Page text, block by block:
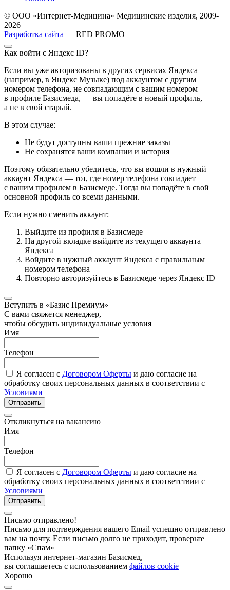
© ООО «Интернет-Медицина» Медицинские изделия, 2009-
2026
Разработка сайта — RED PROMO
Как войти с Яндекс ID?
Если вы уже авторизованы в других сервисах Яндекса
(например, в Яндекс Музыке) под аккаунтом с другим
номером телефона, не совпадающим с вашим номером
в профиле Базисмеда, — вы попадёте в новый профиль,
а не в свой старый.
В этом случае:
Не будут доступны ваши прежние заказы
Не сохранятся ваши компании и история
Поэтому обязательно убедитесь, что вы вошли в нужный
аккаунт Яндекса — тот, где номер телефона совпадает
с вашим профилем в Базисмеде. Тогда вы попадёте в свой
основной профиль со всеми данными.
Если нужно сменить аккаунт:
Выйдите из профиля в Базисмеде
На другой вкладке выйдите из текущего аккаунта
Яндекса
Войдите в нужный аккаунт Яндекса с правильным
номером телефона
Повторно авторизуйтесь в Базисмеде через Яндекс ID
Вступить в «Базис Премиум»
С вами свяжется менеджер,
чтобы обсудить индивидуальные условия
Имя
Телефон
Я согласен с Договором Оферты и даю согласие на
обработку своих персональных данных в соответствии с
Условиями
Отправить
Откликнуться на вакансию
Имя
Телефон
Я согласен с Договором Оферты и даю согласие на
обработку своих персональных данных в соответствии с
Условиями
Отправить
Письмо отправлено!
Письмо для подтверждения вашего Email успешно отправлено
вам на почту. Если письмо долго не приходит, проверьте
папку «Спам»
Используя интернет-магазин Базисмед,
вы соглашаетесь с использованием файлов cookie
Хорошо